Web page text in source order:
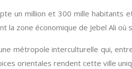
un million et 300 mille
la zone économique de Jebel Ali
métropole interculturelle qui,
orientales rendent cette ville